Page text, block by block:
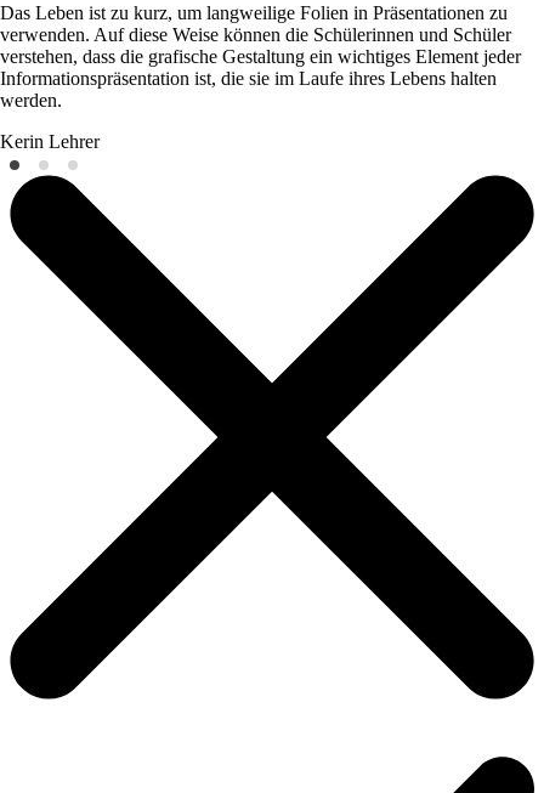
Das Leben ist zu kurz, um langweilige Folien in Präsentationen zu
verwenden. Auf diese Weise können die Schülerinnen und Schüler
verstehen, dass die grafische Gestaltung ein wichtiges Element jeder
Informationspräsentation ist, die sie im Laufe ihres Lebens halten
werden.
Kerin Lehrer